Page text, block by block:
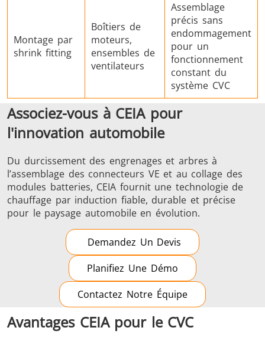
Montage par
shrink fitting
Boîtiers de
moteurs,
ensembles de
ventilateurs
Assemblage
précis sans
endommagement
pour un
fonctionnement
constant du
système CVC
Associez-vous à CEIA pour
l'innovation automobile
Du durcissement des engrenages et arbres à
l’assemblage des connecteurs VE et au collage des
modules batteries, CEIA fournit une technologie de
chauffage par induction fiable, durable et précise
pour le paysage automobile en évolution.
Demandez Un Devis
Planifiez Une Démo
Contactez Notre Équipe
Avantages CEIA pour le CVC